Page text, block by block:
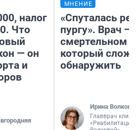
налог
Что
— он
и
МНЕНИЕ
«Спуталась
пургу». Врач —
смертельном
который
обнаружить
Ирина Волкова
Главврач
«Реабилитация